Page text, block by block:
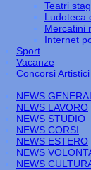
Teatri
Ludoteca
Mercatini
Internet
Sport
Vacanze
Concorsi Artistici
NEWS
NEWS LAVORO
NEWS STUDIO
NEWS CORSI
NEWS ESTERO
NEWS
NEWS